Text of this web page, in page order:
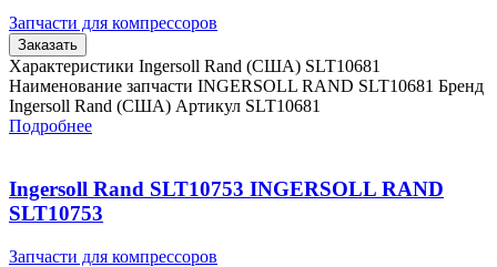
Запчасти для компрессоров
Заказать
Характеристики Ingersoll Rand (США) SLT10681
Наименование запчасти INGERSOLL RAND SLT10681 Бренд
Ingersoll Rand (США) Артикул SLT10681
Подробнее
Ingersoll Rand SLT10753 INGERSOLL RAND
SLT10753
Запчасти для компрессоров